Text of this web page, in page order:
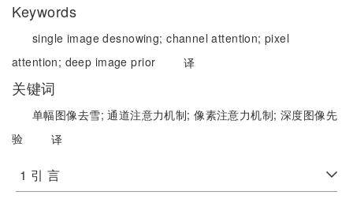
Keywords
single image desnowing;channel attention;pixel
attention; deep image prior 译
关键词
单幅图像去雪;通道注意力机制;像素注意力机制; 深度图像先
验
译
1 引 言